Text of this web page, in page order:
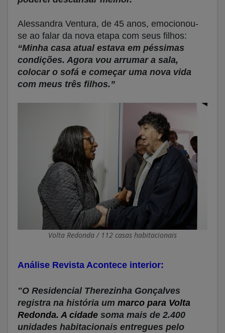
Alessandra Ventura, de 45 anos, emocionou-
se ao falar da nova etapa com seus filhos:
“Minha casa atual estava em péssimas
condições. Agora vou arrumar a sala,
colocar o sofá e começar uma nova vida
com meus três filhos.”
Volta Redonda / 112 casas habitacionais
Análise Revista Acontece interior:
"O Residencial Therezinha Gonçalves
registra na história um marco para Volta
Redonda. A cidade soma mais de 2.400
unidades habitacionais entregues pelo